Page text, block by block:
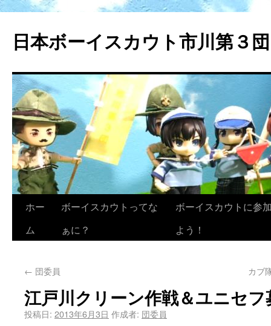
日本ボーイスカウト市川第３団
ホー
ム
ボーイスカウトってな
ぁに？
ボーイスカウトに参
よう！
← 団委員 カブ
江戸川クリーン作戦＆ユニセフ
投稿日: 2013年6月3日 作成者: 団委員